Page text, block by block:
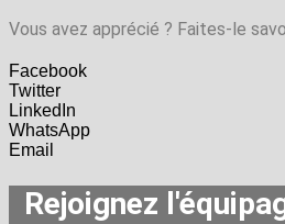
Vous avez apprécié ? Faites-le
Facebook
Twitter
LinkedIn
WhatsApp
Email
Rejoignez